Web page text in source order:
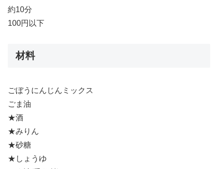
約10分
100円以下
材料
ごぼうにんじんミックス
ごま油
★酒
★みりん
★砂糖
★しょうゆ